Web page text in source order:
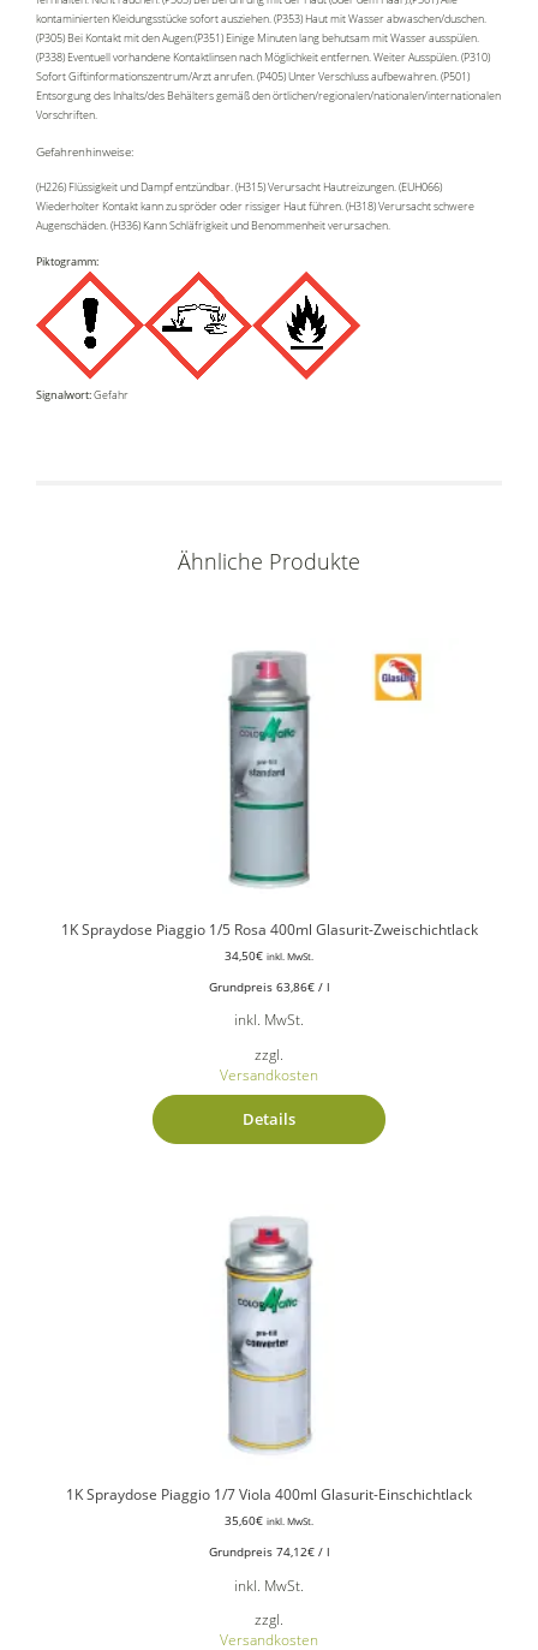
kontaminierten Kleidungsstücke sofort ausziehen. (P353) Haut mit Wasser abwaschen/duschen.
(P305) Bei Kontakt mit den Augen:(P351) Einige Minuten lang behutsam mit Wasser ausspülen.
(P338) Eventuell vorhandene Kontaktlinsen nach Möglichkeit entfernen. Weiter Ausspülen. (P310)
Sofort Giftinformationszentrum/Arzt anrufen. (P405) Unter Verschluss aufbewahren. (P501)
Entsorgung des Inhalts/des Behälters gemäß den örtlichen/regionalen/nationalen/internationalen
Vorschriften.
Gefahrenhinweise:
(H226) Flüssigkeit und Dampf entzündbar. (H315) Verursacht Hautreizungen. (EUH066)
Wiederholter Kontakt kann zu spröder oder rissiger Haut führen. (H318) Verursacht schwere
Augenschäden. (H336) Kann Schläfrigkeit und Benommenheit verursachen.
Piktogramm:
Signalwort:Gefahr
Ähnliche Produkte
1K Spraydose Piaggio 1/5 Rosa 400ml Glasurit-Zweischichtlack
34,50€ inkl. MwSt.
Grundpreis 63,86€/ l
inkl. MwSt.
zzgl.
Versandkosten
Details
1K Spraydose Piaggio 1/7 Viola 400ml Glasurit-Einschichtlack
35,60€ inkl. MwSt.
Grundpreis 74,12€/ l
inkl. MwSt.
zzgl.
Versandkosten